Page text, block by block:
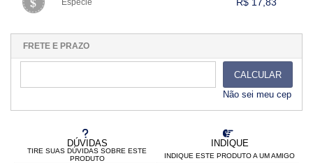
DÚVIDAS
TIRE SUAS DÚVIDAS SOBRE ESTE
PRODUTO
INDIQUE
INDIQUE ESTE PRODUTO A UM AMIGO
.
Espécie
..
...
FRETE E PRAZO
CALCULAR
Não sei meu cep